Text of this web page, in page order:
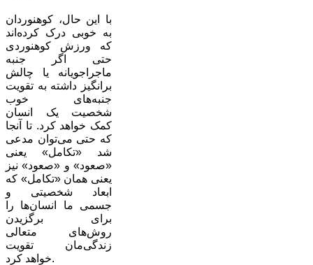
با این حال، کوهنوردان
به خوبی درک کرده‌اند
که ورزش کوهنوردی
حتی اگر جنبه
ماجراجویانه یا چالش
برانگیز داشته به تقویت
جنبه‌های خوب
شخصیت یک انسان
کمک خواهد کرد. تا آنجا
که حتی می‌توان مدعی
شد «تکامل» یعنی
«صعود» و «صعود» نیز
یعنی همان «تکامل» که
ابعاد شخصیتی و
جسمی ما انسان‌ها را
برای برگزیدن
روش‌های متعالی
زندگی‌مان تقویت
خواهد کرد.